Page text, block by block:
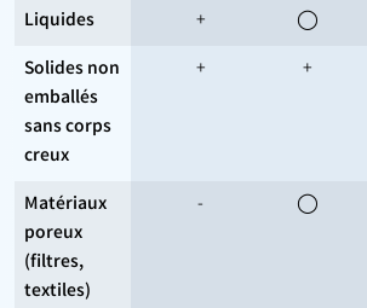
Liquides + ◯
Solides non
emballés
sans corps
creux
+ +
Matériaux
poreux
(filtres,
textiles)
- ◯